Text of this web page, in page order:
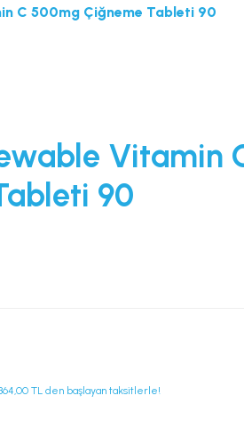
C 500mg Çiğneme Tableti 90
Vitamin
90
TL den başlayan taksitlerle!